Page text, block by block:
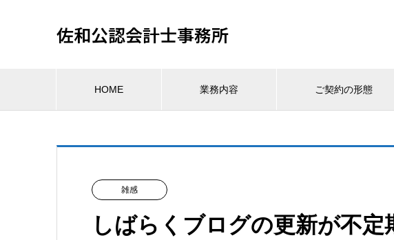
佐和公認会計士事務所
HOME 業務内容 ご契約の形態
雑感
しばらくブログの更新が不定